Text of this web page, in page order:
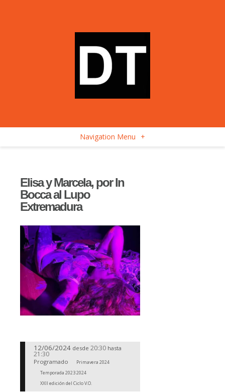
Navigation Menu +
Elisa y Marcela, por In
Bocca al Lupo
Extremadura
12/06/2024 desde 20:30 hasta
21:30
Programado
Primavera 2024
Temporada 2023 2024
XXII edición del Ciclo V.O.